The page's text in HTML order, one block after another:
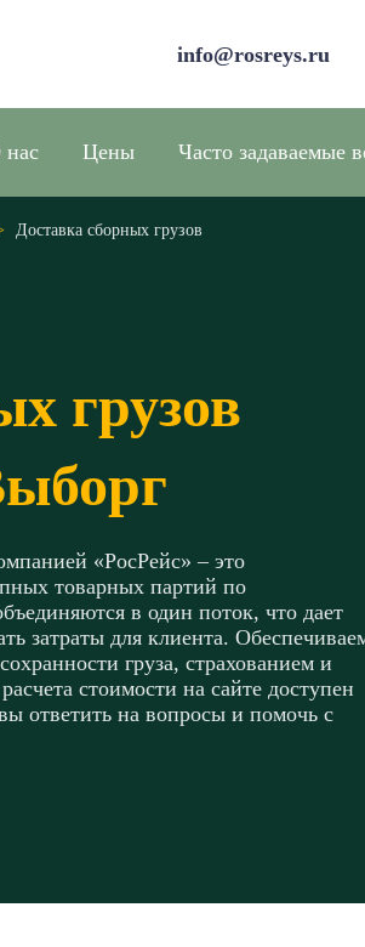
info@rosreys.ru
Цены Часто задаваемые
Доставка сборных грузов
грузов
«РосРейс» – это
товарных партий по
в один поток, что дает
затраты для клиента.
груза, страхованием и
стоимости на сайте доступен
ответить на вопросы и помочь с